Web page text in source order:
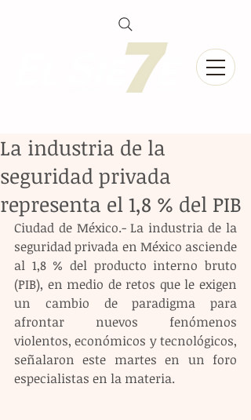
La industria de la
seguridad privada
representa el 1,8 % del PIB
Ciudad de México.- La industria de la
seguridad privada en México asciende
al 1,8 % del producto interno bruto
(PIB), en medio de retos que le exigen
un cambio de paradigma para
afrontar nuevos fenómenos
violentos, económicos y tecnológicos,
señalaron este martes en un foro
especialistas en la materia.